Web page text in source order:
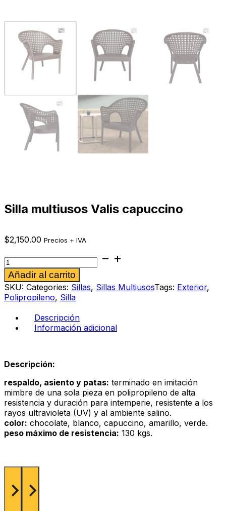
Silla multiusos Valis capuccino
$2,150.00 Precios + IVA
Silla
multiusos
Valis
capuccino
cantidad
Añadir al carrito
SKU: Categories: Sillas, Sillas MultiusosTags: Exterior,
Polipropileno, Silla
Descripción
Información adicional
Descripción:
respaldo, asiento y patas: terminado en imitación
mimbre de una sola pieza en polipropileno de alta
resistencia y duración para intemperie, resistente a los
rayos ultravioleta (UV) y al ambiente salino.
color: chocolate, blanco, capuccino, amarillo, verde.
peso máximo de resistencia: 130 kgs.